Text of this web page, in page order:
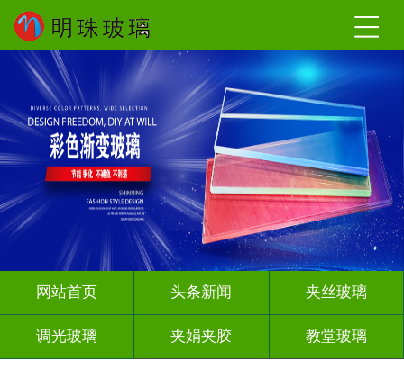
网站首页 头条新闻 夹丝玻璃
调光玻璃 夹娟夹胶 教堂玻璃